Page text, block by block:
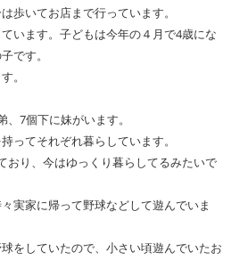
歩いてお店まで行っています。
います。子どもは今年の４月で4歳にな
です。
。
7個下に妹がいます。
ってそれぞれ暮らしています。
おり、今はゆっくり暮らしてるみたいで
実家に帰って野球などして遊んでいま
をしていたので、小さい頃遊んでいたお